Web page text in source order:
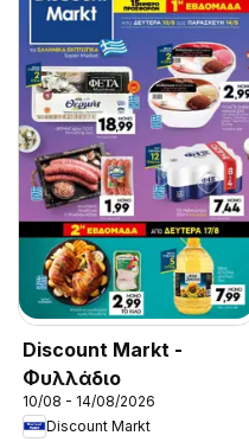
Discount Markt -
Φυλλάδιο
10/08 - 14/08/2026
Discount Markt